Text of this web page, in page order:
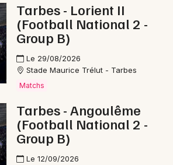
Tarbes - Lorient II
(Football National 2 -
Group B)
Le 29/08/2026
Stade Maurice Trélut - Tarbes
Matchs
Tarbes - Angoulême
(Football National 2 -
Group B)
Le 12/09/2026